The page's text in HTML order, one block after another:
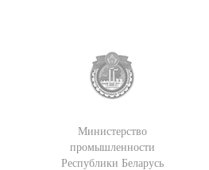
Министерство
промышленности
Республики Беларусь